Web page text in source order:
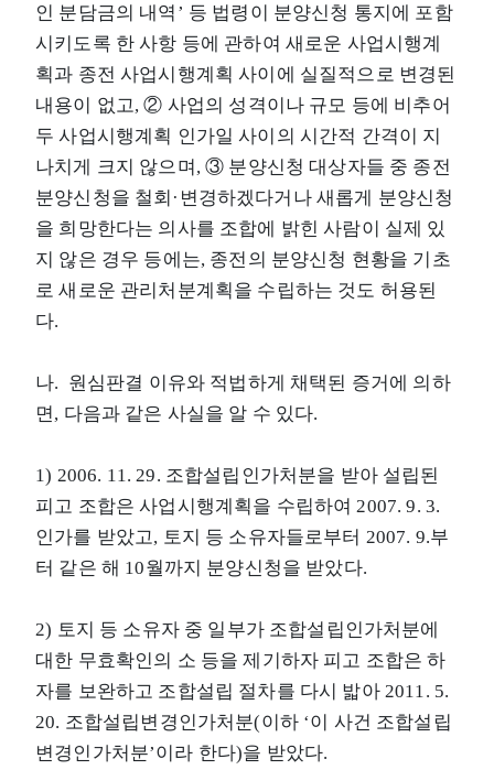
인 분담금의 내역’ 등 법령이 분양신청 통지에 포함
시키도록 한 사항 등에 관하여 새로운 사업시행계
획과 종전 사업시행계획 사이에 실질적으로 변경된
내용이 없고, ② 사업의 성격이나 규모 등에 비추어
두 사업시행계획 인가일 사이의 시간적 간격이 지
나치게 크지 않으며, ③ 분양신청 대상자들 중 종전
분양신청을 철회·변경하겠다거나 새롭게 분양신청
을 희망한다는 의사를 조합에 밝힌 사람이 실제 있
지 않은 경우 등에는, 종전의 분양신청 현황을 기초
로 새로운 관리처분계획을 수립하는 것도 허용된
다.
나. 원심판결 이유와 적법하게 채택된 증거에 의하
면, 다음과 같은 사실을 알 수 있다.
1) 2006. 11. 29. 조합설립인가처분을 받아 설립된
피고 조합은 사업시행계획을 수립하여 2007. 9. 3.
인가를 받았고, 토지 등 소유자들로부터 2007. 9.부
터 같은 해 10월까지 분양신청을 받았다.
2) 토지 등 소유자 중 일부가 조합설립인가처분에
대한 무효확인의 소 등을 제기하자 피고 조합은 하
자를 보완하고 조합설립 절차를 다시 밟아 2011. 5.
20. 조합설립변경인가처분(이하 ‘이 사건 조합설립
변경인가처분’이라 한다)을 받았다.